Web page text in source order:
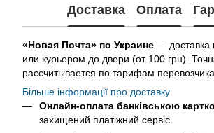
Доставка Оплата
«Новая Почта» по Украине — доставка
или курьером до двери (от 100 грн).
рассчитывается по тарифам перевозчика.
Більше інформації про доставку
Онлайн-оплата банківською
захищений платіжний сервіс.